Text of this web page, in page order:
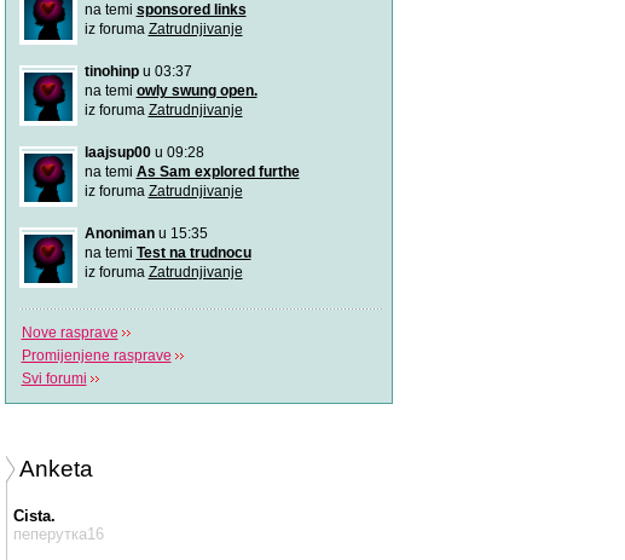
na temi sponsored links
iz foruma Zatrudnjivanje
tinohinpu 03:37
na temi owly swung open.
iz foruma Zatrudnjivanje
laajsup00u 09:28
na temi As Sam explored furthe
iz foruma Zatrudnjivanje
Anonimanu 15:35
na temi Test na trudnocu
iz foruma Zatrudnjivanje
Nove rasprave
Promijenjene rasprave
Svi forumi
Anketa
Cista.
пеперутка16